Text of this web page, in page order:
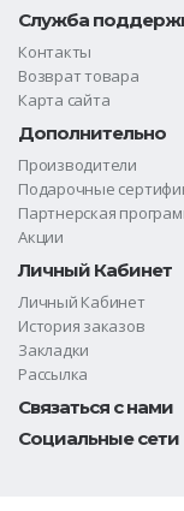
Служба
Контакты
Возврат товара
Карта сайта
Дополнительно
Производители
Подарочные
Партнерская
Акции
Личный Кабинет
Личный Кабинет
История заказов
Закладки
Рассылка
Связаться с нами
Социальные сети